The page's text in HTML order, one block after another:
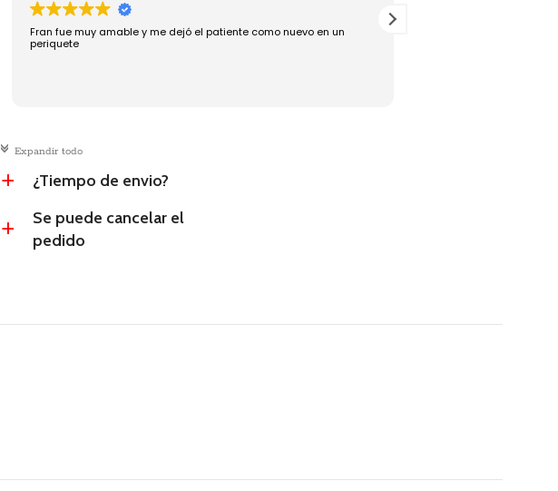
Fran fue muy amable y me dejó el patiente como nuevo en un
periquete
c Expandir todo
a ¿Tiempo de envio?
a
Se puede cancelar el
pedido